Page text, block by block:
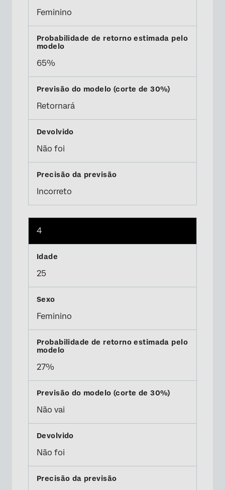
Feminino
65%
Retornará
Não foi
Incorreto
4
25
Feminino
27%
Não vai
Não foi